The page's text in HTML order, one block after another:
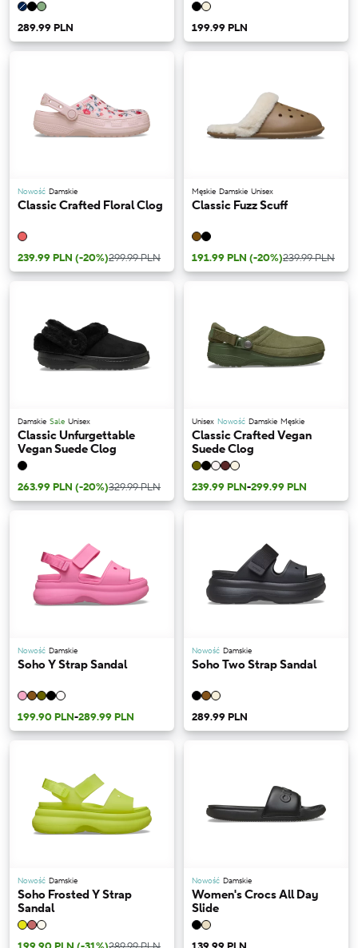
289.99 PLN 199.99 PLN
Nowość Damskie
Classic Crafted Floral Clog
239.99 PLN (-20%)299.99 PLN
Męskie Damskie Unisex
Classic Fuzz Scuff
191.99 PLN (-20%)239.99 PLN
Damskie Sale Unisex
Classic Unfurgettable
Vegan Suede Clog
263.99 PLN (-20%)329.99 PLN
Unisex Nowość Damskie Męskie
Classic Crafted Vegan
Suede Clog
239.99 PLN-299.99 PLN
Nowość Damskie
Soho Y Strap Sandal
199.90 PLN-289.99 PLN
Nowość Damskie
Soho Two Strap Sandal
289.99 PLN
Nowość Damskie
Soho Frosted Y Strap
Sandal
Nowość Damskie
Women's Crocs All Day
Slide